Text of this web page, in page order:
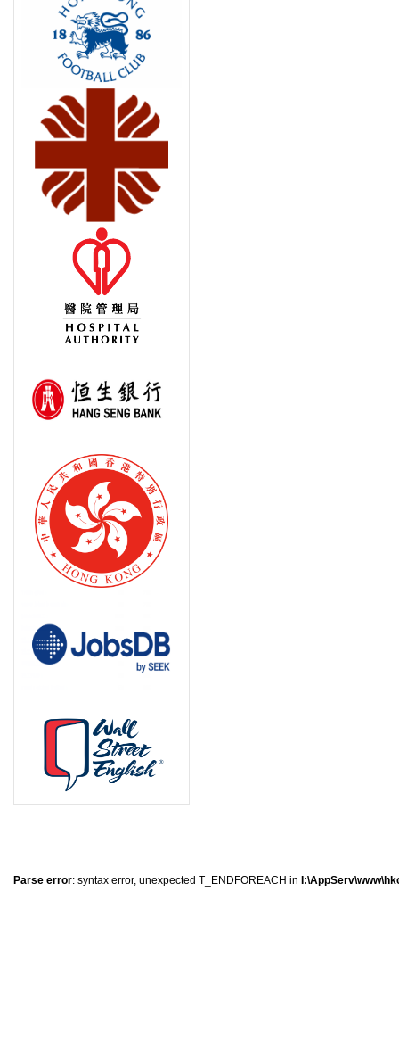
Parse error: syntax error, unexpected T_ENDFOREACH in